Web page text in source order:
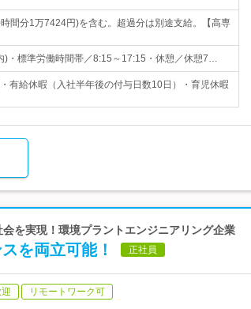
間分1万7424円)を含む。超過分は別途支給。【高専
・標準労働時間帯／8:15～17:15・休憩／休憩7…
有給休暇（入社半年後の付与日数10日）・育児休暇
を実現！環境プラントエンジニアリング企業
を両立可能！ 正社員
リモートワーク可